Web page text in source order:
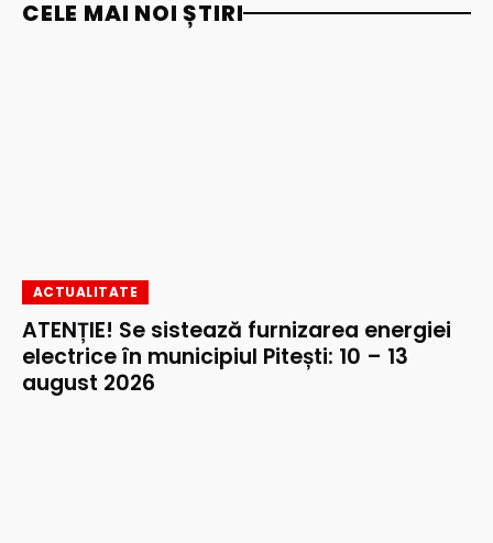
CELE MAI NOI ȘTIRI
ACTUALITATE
ATENȚIE! Se sistează furnizarea energiei
electrice în municipiul Pitești: 10 – 13
august 2026